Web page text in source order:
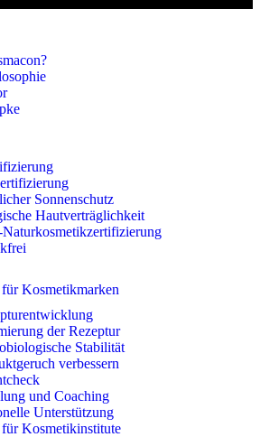
Sonnenschutz
Hautverträglichkeit
Kosmetikmarken
der Rezeptur
Stabilität
verbessern
und Coaching
Unterstützung
Kosmetikinstitute